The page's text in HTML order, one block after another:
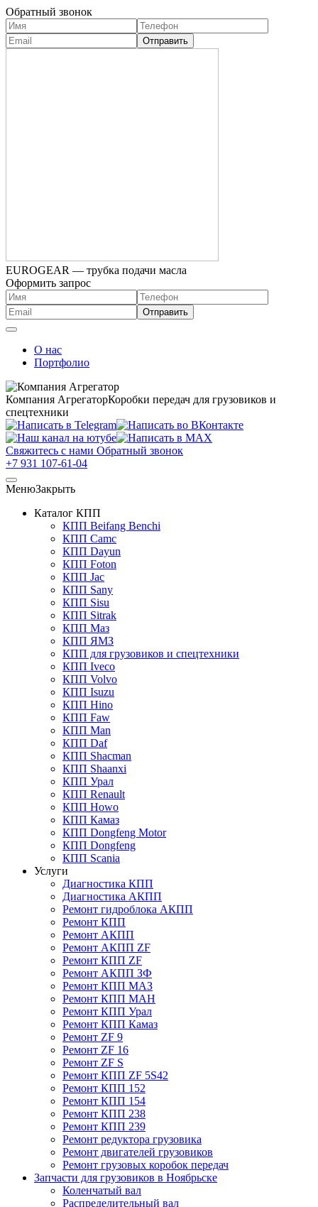
Обратный звонок
EUROGEAR — трубка подачи масла
Оформить запрос
О нас
Портфолио
Компания АгрегаторКоробки передач для грузовиков и
спецтехники
Свяжитесь с нами Обратный звонок
+7 931 107-61-04
МенюЗакрыть
Каталог КПП
КПП Beifang Benchi
КПП Camc
КПП Dayun
КПП Foton
КПП Jac
КПП Sany
КПП Sisu
КПП Sitrak
КПП Маз
КПП ЯМЗ
КПП для грузовиков и спецтехники
КПП Iveco
КПП Volvo
КПП Isuzu
КПП Hino
КПП Faw
КПП Man
КПП Daf
КПП Shacman
КПП Shaanxi
КПП Урал
КПП Renault
КПП Howo
КПП Камаз
КПП Dongfeng Motor
КПП Dongfeng
КПП Scania
Услуги
Диагностика КПП
Диагностика АКПП
Ремонт гидроблока АКПП
Ремонт КПП
Ремонт АКПП
Ремонт АКПП ZF
Ремонт КПП ZF
Ремонт АКПП ЗФ
Ремонт КПП МАЗ
Ремонт КПП МАН
Ремонт КПП Урал
Ремонт КПП Камаз
Ремонт ZF 9
Ремонт ZF 16
Ремонт ZF S
Ремонт КПП ZF 5S42
Ремонт КПП 152
Ремонт КПП 154
Ремонт КПП 238
Ремонт КПП 239
Ремонт редуктора грузовика
Ремонт двигателей грузовиков
Ремонт грузовых коробок передач
Запчасти для грузовиков в Ноябрьске
Коленчатый вал
Распределительный вал